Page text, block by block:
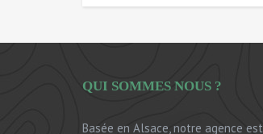
QUI SOMMES NOUS ?
Basée en Alsace, notre agence est